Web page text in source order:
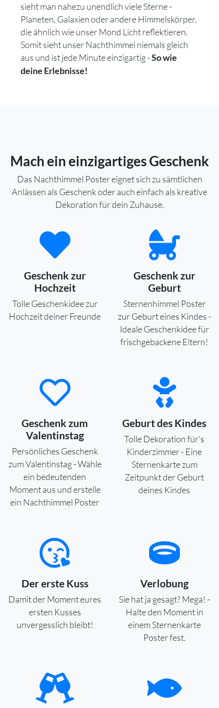
sieht man nahezu unendlich viele Sterne -
Planeten, Galaxien oder andere Himmelskörper,
die ähnlich wie unser Mond Licht reflektieren.
Somit sieht unser Nachthimmel niemals gleich
aus und ist jede Minute einzigartig -So wie
deine Erlebnisse!
Mach ein einzigartiges Geschenk
Das Nachthimmel Poster eignet sich zu sämtlichen
Anlässen als Geschenk oder auch einfach als kreative
Dekoration für dein Zuhause.
Geschenk zur
Hochzeit
Tolle Geschenkidee zur
Hochzeit deiner Freunde
Geschenk zur
Geburt
Sternenhimmel Poster
zur Geburt eines Kindes -
Ideale Geschenkidee für
frischgebackene Eltern!
Geschenk zum
Valentinstag
Persönliches Geschenk
zum Valentinstag - Wähle
ein bedeutenden
Moment aus und erstelle
ein Nachthimmel Poster
Geburt des Kindes
Tolle Dekoration für's
Kinderzimmer - Eine
Sternenkarte zum
Zeitpunkt der Geburt
deines Kindes
Der erste Kuss
Damit der Moment eures
ersten Kusses
unvergesslich bleibt!
Verlobung
Sie hat ja gesagt? Mega! -
Halte den Moment in
einem Sternenkarte
Poster fest.